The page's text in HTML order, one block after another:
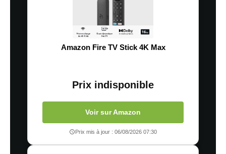
Amazon Fire TV Stick 4K Max
Prix indisponible
Voir sur Amazon
Prix mis à jour : 06/08/2026 07:30